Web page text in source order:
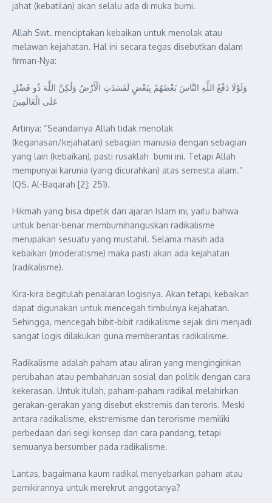
jahat (kebatilan) akan selalu ada di muka bumi.
Allah Swt. menciptakan kebaikan untuk menolak atau
melawan kejahatan. Hal ini secara tegas disebutkan dalam
firman-Nya:
وَلَوْلَا دَفْعُ اللَّهِ النَّاسَ بَعْضَهُمْ بِبَعْضٍ لَفَسَدَتِ الْأَرْضُ وَلَٰكِنَّ اللَّهَ ذُو فَضْلٍ
عَلَى الْعَالَمِينَ
Artinya: “Seandainya Allah tidak menolak
(keganasan/kejahatan) sebagian manusia dengan sebagian
yang lain (kebaikan), pasti rusaklah bumi ini. Tetapi Allah
mempunyai karunia (yang dicurahkan) atas semesta alam.”
(QS. Al-Baqarah [2]: 251).
Hikmah yang bisa dipetik dari ajaran Islam ini, yaitu bahwa
untuk benar-benar membumihanguskan radikalisme
merupakan sesuatu yang mustahil. Selama masih ada
kebaikan (moderatisme) maka pasti akan ada kejahatan
(radikalisme).
Kira-kira begitulah penalaran logisnya. Akan tetapi, kebaikan
dapat digunakan untuk mencegah timbulnya kejahatan.
Sehingga, mencegah bibit-bibit radikalisme sejak dini menjadi
sangat logis dilakukan guna memberantas radikalisme.
Radikalisme adalah paham atau aliran yang menginginkan
perubahan atau pembaharuan sosial dan politik dengan cara
kekerasan. Untuk itulah, paham-paham radikal melahirkan
gerakan-gerakan yang disebut ekstremis dan teroris. Meski
antara radikalisme, ekstremisme dan terorisme memiliki
perbedaan dari segi konsep dan cara pandang, tetapi
semuanya bersumber pada radikalisme.
Lantas, bagaimana kaum radikal menyebarkan paham atau
pemikirannya untuk merekrut anggotanya?